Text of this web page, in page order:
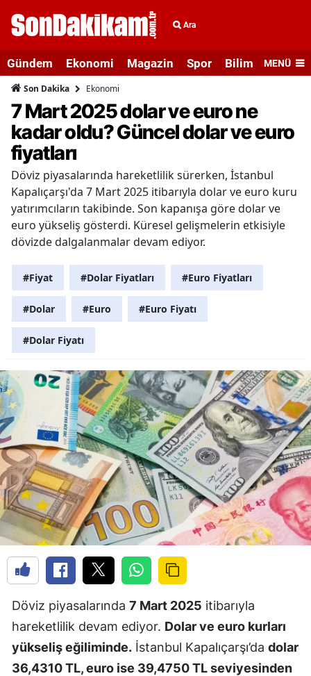
Ara
Gündem Ekonomi Magazin Spor Bilim veMENÜ
Son Dakika Ekonomi
7 Mart 2025 dolar ve euro ne
kadar oldu? Güncel dolar ve euro
fiyatları
Döviz piyasalarında hareketlilik sürerken, İstanbul
Kapalıçarşı'da 7 Mart 2025 itibarıyla dolar ve euro kuru
yatırımcıların takibinde. Son kapanışa göre dolar ve
euro yükseliş gösterdi. Küresel gelişmelerin etkisiyle
dövizde dalgalanmalar devam ediyor.
#Fiyat #Dolar Fiyatları #Euro Fiyatları
#Dolar #Euro #Euro Fiyatı
#Dolar Fiyatı
Döviz piyasalarında 7 Mart 2025 itibarıyla
hareketlilik devam ediyor. Dolar ve euro kurları
yükseliş eğiliminde. İstanbul Kapalıçarşı’da dolar
36,4310 TL, euro ise 39,4750 TL seviyesinden